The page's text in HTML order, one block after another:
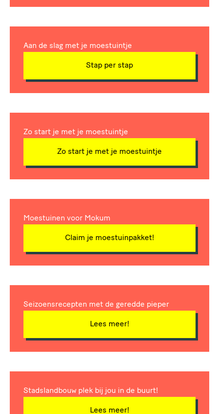
Aan de slag met je moestuintje
Stap per stap
Zo start je met je moestuintje
Zo start je met je moestuintje
Moestuinen voor Mokum
Claim je moestuinpakket!
Seizoensrecepten met de geredde pieper
Lees meer!
Stadslandbouw plek bij jou in de buurt!
Lees meer!